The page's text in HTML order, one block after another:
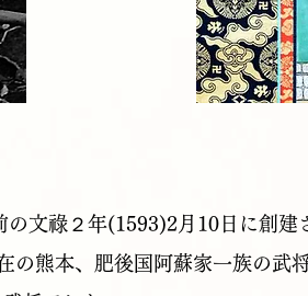
文祿２年(1593)2月10日に創建
の熊本、肥後国阿蘇家一族の武